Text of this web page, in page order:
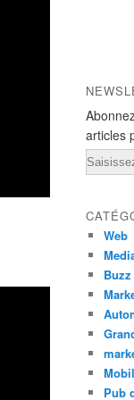
articles
Email
Web
Buzz
Pub